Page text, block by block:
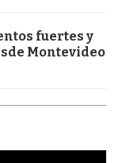
fuertes y
Montevideo